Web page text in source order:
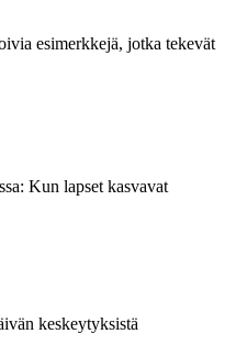
esimerkkejä, jotka tekevät
Kun lapset kasvavat
keskeytyksistä